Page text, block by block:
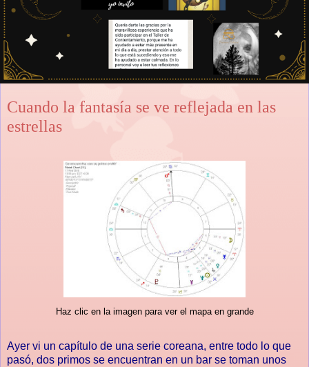
Cuando la fantasía se ve reflejada en las
estrellas
Haz clic en la imagen para ver el mapa en grande
Ayer vi un capítulo de una serie coreana, entre todo lo que
pasó, dos primos se encuentran en un bar se toman unos